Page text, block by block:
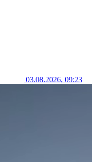
03.08.2026, 09:23